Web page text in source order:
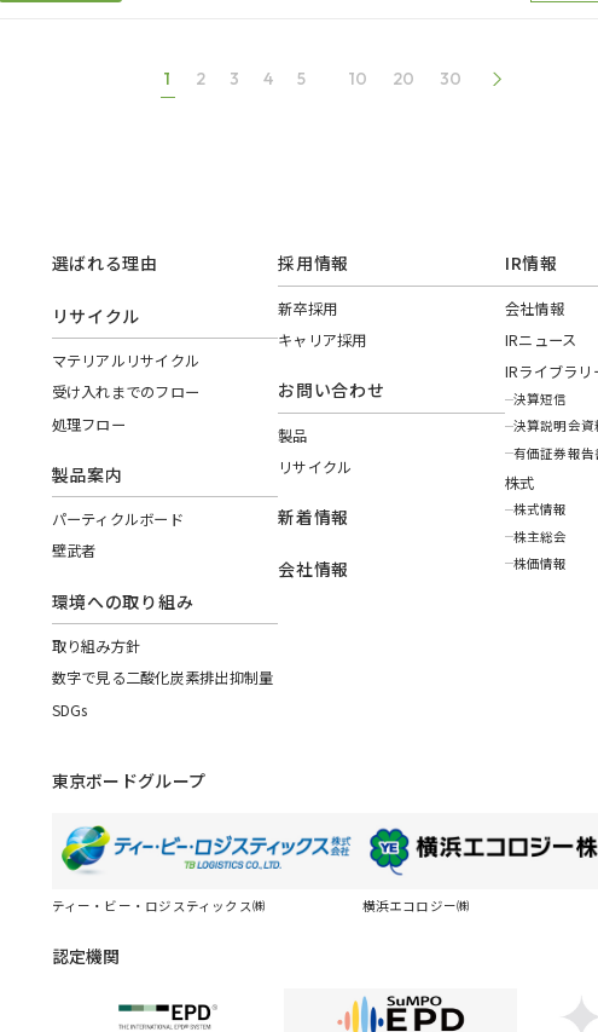
1 2 3 4 5 10 20 30 >
選ばれる理由
リサイクル
マテリアルリサイクル
受け入れまでのフロー
処理フロー
製品案内
パーティクルボード
壁武者
環境への取り組み
取り組み方針
数字で見る二酸化炭素排出抑制量
SDGs
採用情報
新卒採用
キャリア採用
お問い合わせ
製品
リサイクル
新着情報
会社情報
IR情報
会社情報
IRニュース
IRライブラリ
決算短信
決算説明会資
有価証券報告
株式
株式情報
株主総会
株価情報
東京ボードグループ
ティー・ビー・ロジスティックス㈱ 横浜エコロジー㈱
認定機関